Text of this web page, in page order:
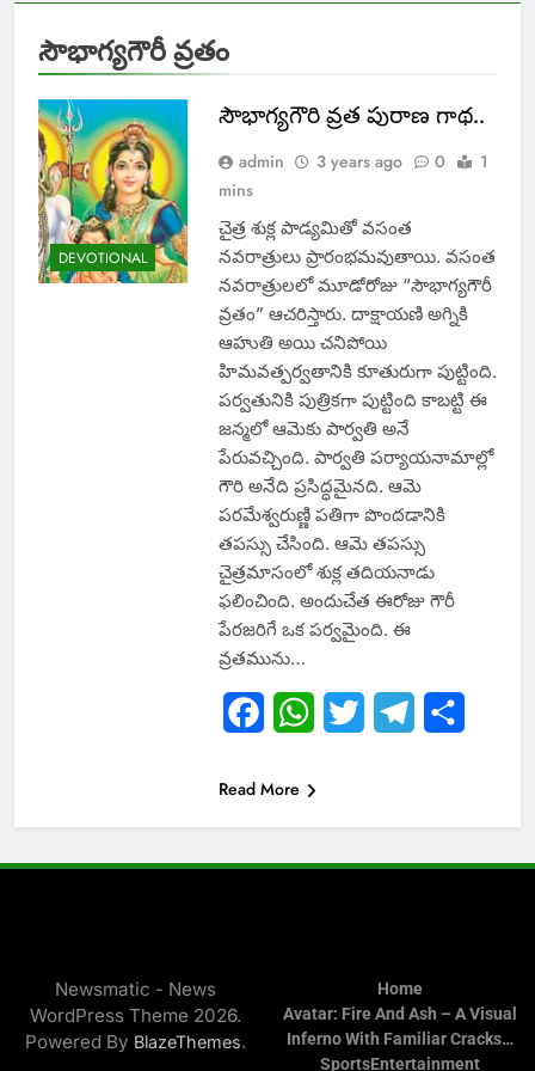
సౌభాగ్యగౌరీ వ్రతం
DEVOTIONAL
సౌభాగ్యగౌరి వ్రత పురాణ గాథ..
admin 3 years ago 0
1
mins
చైత్ర శుక్ల పాడ్యమితో వసంత
నవరాత్రులు ప్రారంభమవుతాయి. వసంత
నవరాత్రులలో మూడోరోజు “సౌభాగ్యగౌరీ
వ్రతం” ఆచరిస్తారు. దాక్షాయణి అగ్నికి
ఆహుతి అయి చనిపోయి
హిమవత్పర్వతానికి కూతురుగా పుట్టింది.
పర్వతునికి పుత్రికగా పుట్టింది కాబట్టి ఈ
జన్మలో ఆమెకు పార్వతి అనే
పేరువచ్చింది. పార్వతి పర్యాయనామాల్లో
గౌరి అనేది ప్రసిద్ధమైనది. ఆమె
పరమేశ్వరుణ్ణి పతిగా పొందడానికి
తపస్సు చేసింది. ఆమె తపస్సు
చైత్రమాసంలో శుక్ల తదియనాడు
ఫలించింది. అందుచేత ఈరోజు గౌరీ
పేరజరిగే ఒక పర్వమైంది. ఈ
వ్రతమును…
FacebookWhatsApp
Twitter Telegram
Read More
Newsmatic - News
WordPress Theme 2026.
Powered By BlazeThemes.
Home
Avatar: Fire And Ash – A Visual
Inferno With Familiar Cracks…
SportsEntertainment